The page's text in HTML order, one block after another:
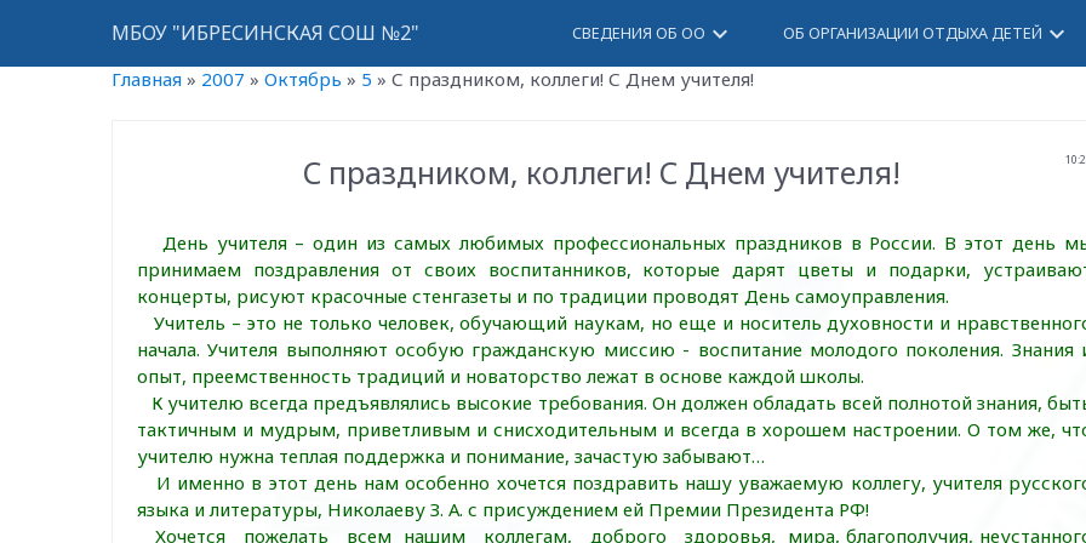
МБОУ "ИБРЕСИНСКАЯ СОШ №2" СВЕДЕНИЯ ОБ ОО keyboard_arrow_down ОБ ОРГАНИЗАЦИИ ОТДЫХА ДЕТЕЙ keyboard_arrow_down
Главная » 2007 » Октябрь » 5 » С праздником, коллеги! С Днем учителя!
С праздником, коллеги! С Днем учителя!
День учителя – один из самых любимых профессиональных праздников в России. В этот день
принимаем поздравления от своих воспитанников, которые дарят цветы и подарки,
концерты, рисуют красочные стенгазеты и по традиции проводят День самоуправления.
Учитель – это не только человек, обучающий наукам, но еще и носитель духовности и
начала. Учителя выполняют особую гражданскую миссию - воспитание молодого поколения. Знания
опыт, преемственность традиций и новаторство лежат в основе каждой школы.
К учителю всегда предъявлялись высокие требования. Он должен обладать всей полнотой знания,
тактичным и мудрым, приветливым и снисходительным и всегда в хорошем настроении. О том же,
учителю нужна теплая поддержка и понимание, зачастую забывают…
И именно в этот день нам особенно хочется поздравить нашу уважаемую коллегу, учителя
языка и литературы, Николаеву З. А. с присуждением ей Премии Президента РФ!
Хочется пожелать всем нашим коллегам, доброго здоровья, мира, благополучия,